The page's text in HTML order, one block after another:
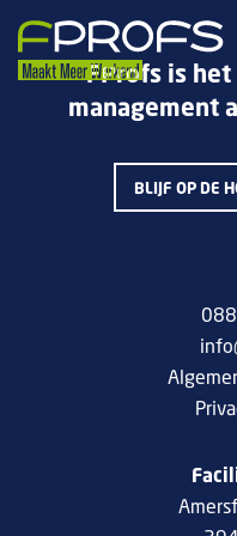
FProfs is
management
BLIJF OP DE